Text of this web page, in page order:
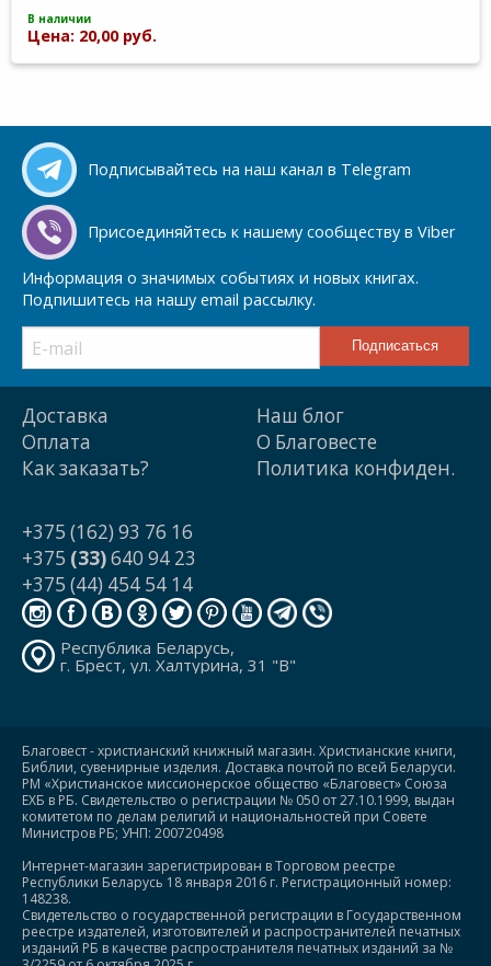
В наличии
Цена: 20,00 руб.
Подписывайтесь на наш канал в Telegram
Присоединяйтесь к нашему сообществу в Viber
Информация о значимых событиях и новых книгах.
Подпишитесь на нашу email рассылку.
Доставка
Оплата
Как заказать?
Наш блог
О Благовесте
Политика конфиден.
+375 (162) 93 76 16
+375 (33)640 94 23
+375 (44) 454 54 14
Республика Беларусь,
г. Брест, ул. Халтурина, 31 "В"
Благовест - христианский книжный магазин. Христианские книги,
Библии, сувенирные изделия. Доставка почтой по всей Беларуси.
РМ «Христианское миссионерское общество «Благовест» Союза
ЕХБ в РБ. Свидетельство о регистрации № 050 от 27.10.1999, выдан
комитетом по делам религий и национальностей при Совете
Министров РБ; УНП: 200720498
Интернет-магазин зарегистрирован в Торговом реестре
Республики Беларусь 18 января 2016 г. Регистрационный номер:
148238.
Свидетельство о государственной регистрации в Государственном
реестре издателей, изготовителей и распространителей печатных
изданий РБ в качестве распространителя печатных изданий за №